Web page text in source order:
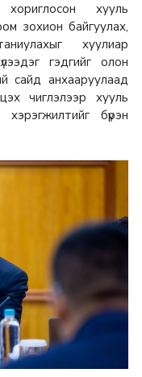
хууль
зохион байгуулах,
хуулиар
гэдгийг олон
сайд анхааруулаад
чиглэлээр хууль
бүрэн